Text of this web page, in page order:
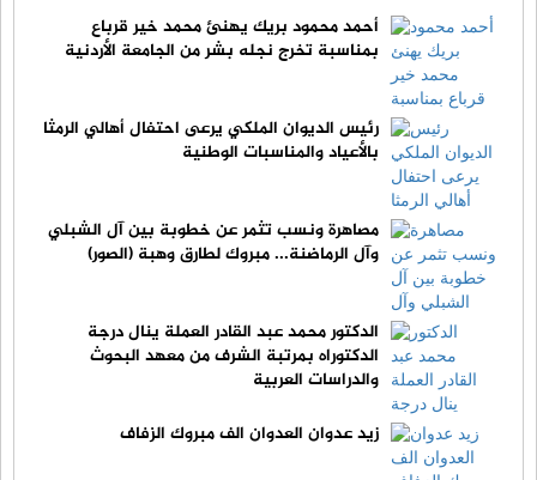
أحمد محمود بريك يهنئ محمد خير قرباع
بمناسبة تخرج نجله بشر من الجامعة الأردنية
رئيس الديوان الملكي يرعى احتفال أهالي الرمثا
بالأعياد والمناسبات الوطنية
مصاهرة ونسب تثمر عن خطوبة بين آل الشبلي
وآل الرماضنة... مبروك لطارق وهبة (الصور)
الدكتور محمد عبد القادر العملة ينال درجة
الدكتوراه بمرتبة الشرف من معهد البحوث
والدراسات العربية
زيد عدوان العدوان الف مبروك الزفاف